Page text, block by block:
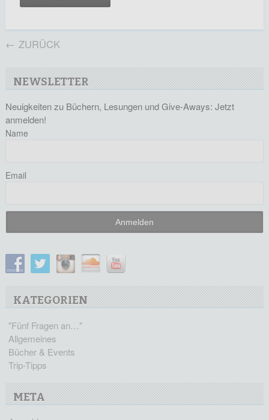
← ZURÜCK
NEWSLETTER
Neuigkeiten zu Büchern, Lesungen und Give-Aways: Jetzt
anmelden!
Name
Email
KATEGORIEN
"Fünf Fragen an…"
Allgemeines
Bücher & Events
Trip-Tipps
META